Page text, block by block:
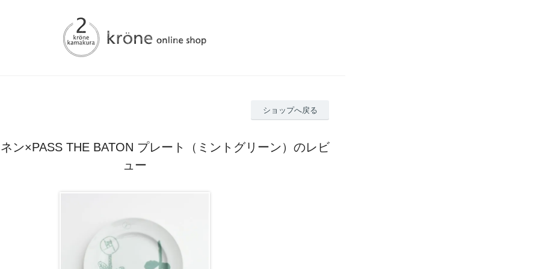
ショップへ戻る
ン×PASS THE BATON プレート（ミントグリーン）のレビ
ュー